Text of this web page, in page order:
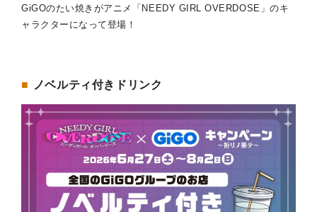
GiGOのたい焼きがアニメ「NEEDY GIRL OVERDOSE」のキ
ャラクターになって登場！
■ ノベルティ付きドリンク